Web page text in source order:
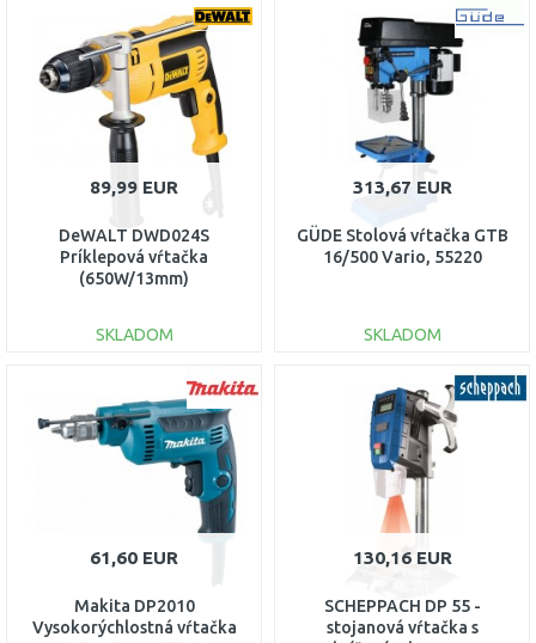
DO KOŠÍKA
Porovnať
DO KOŠÍKA
Porovnať
89,99 EUR
DeWALT DWD024S
Príklepová vŕtačka
(650W/13mm)
SKLADOM
DO KOŠÍKA
Porovnať
313,67 EUR
GÜDE Stolová vŕtačka GTB
16/500 Vario, 55220
SKLADOM
DO KOŠÍKA
Porovnať
61,60 EUR
Makita DP2010
Vysokorýchlostná vŕtačka
130,16 EUR
SCHEPPACH DP 55 -
stojanová vŕtačka s